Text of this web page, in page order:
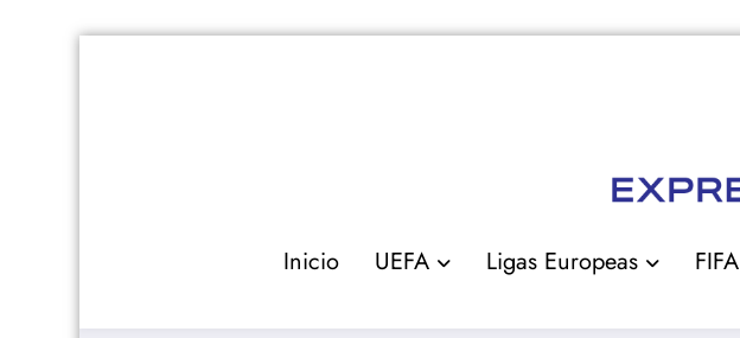
Inicio UEFA Ligas Europeas FIFA